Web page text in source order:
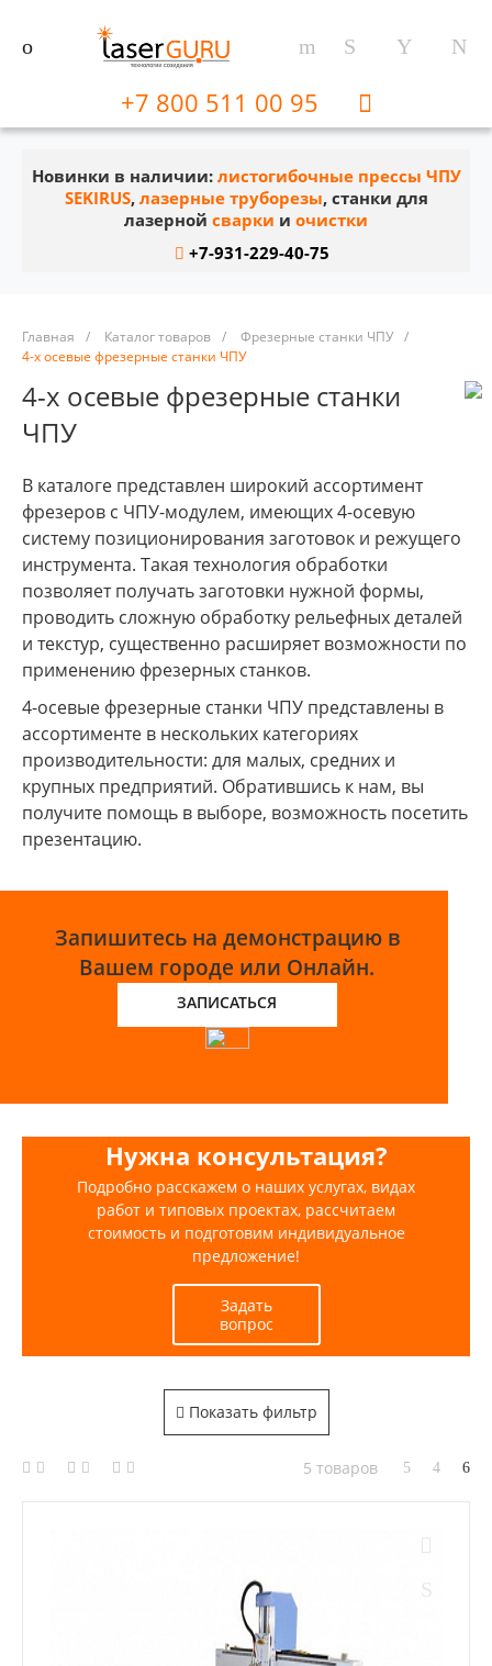
+7 800 511 00 95
Новинки в наличии: листогибочные прессы ЧПУ
SEKIRUS, лазерные труборезы, станки для
лазерной сварки и очистки
+7-931-229-40-75
Главная / Каталог товаров / Фрезерные станки ЧПУ /
4-х осевые фрезерные станки ЧПУ
4-х осевые фрезерные станки
ЧПУ
В каталоге представлен широкий ассортимент
фрезеров с ЧПУ-модулем, имеющих 4-осевую
систему позиционирования заготовок и режущего
инструмента. Такая технология обработки
позволяет получать заготовки нужной формы,
проводить сложную обработку рельефных деталей
и текстур, существенно расширяет возможности по
применению фрезерных станков.
4-осевые фрезерные станки ЧПУ представлены в
ассортименте в нескольких категориях
производительности: для малых, средних и
крупных предприятий. Обратившись к нам, вы
получите помощь в выборе, возможность посетить
презентацию.
Запишитесь на демонстрацию в
Вашем городе или Онлайн.
ЗАПИСАТЬСЯ
Нужна консультация?
Подробно расскажем о наших услугах, видах
работ и типовых проектах, рассчитаем
стоимость и подготовим индивидуальное
предложение!
Задать
вопрос
Показать фильтр
5 товаров